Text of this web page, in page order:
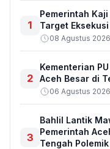
1
Pemerintah Kaji
Target
08 Agustus 2026
2
Kementerian
Aceh Besar di
06 Agustus 2026
3
Bahlil Lantik
Pemerintah
Tengah